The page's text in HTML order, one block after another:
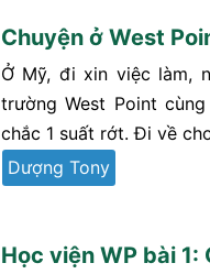
Chuyện ở West
Ở Mỹ, đi xin việc làm,
trường West Point
chắc 1 suất rớt. Đi về
Dượng Tony
Học viện WP bài 1: